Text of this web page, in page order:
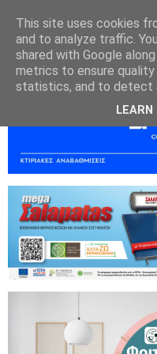
This site uses cookies
and to analyze traffic.
shared with Google
metrics to ensure
statistics, and to detect
LEARN